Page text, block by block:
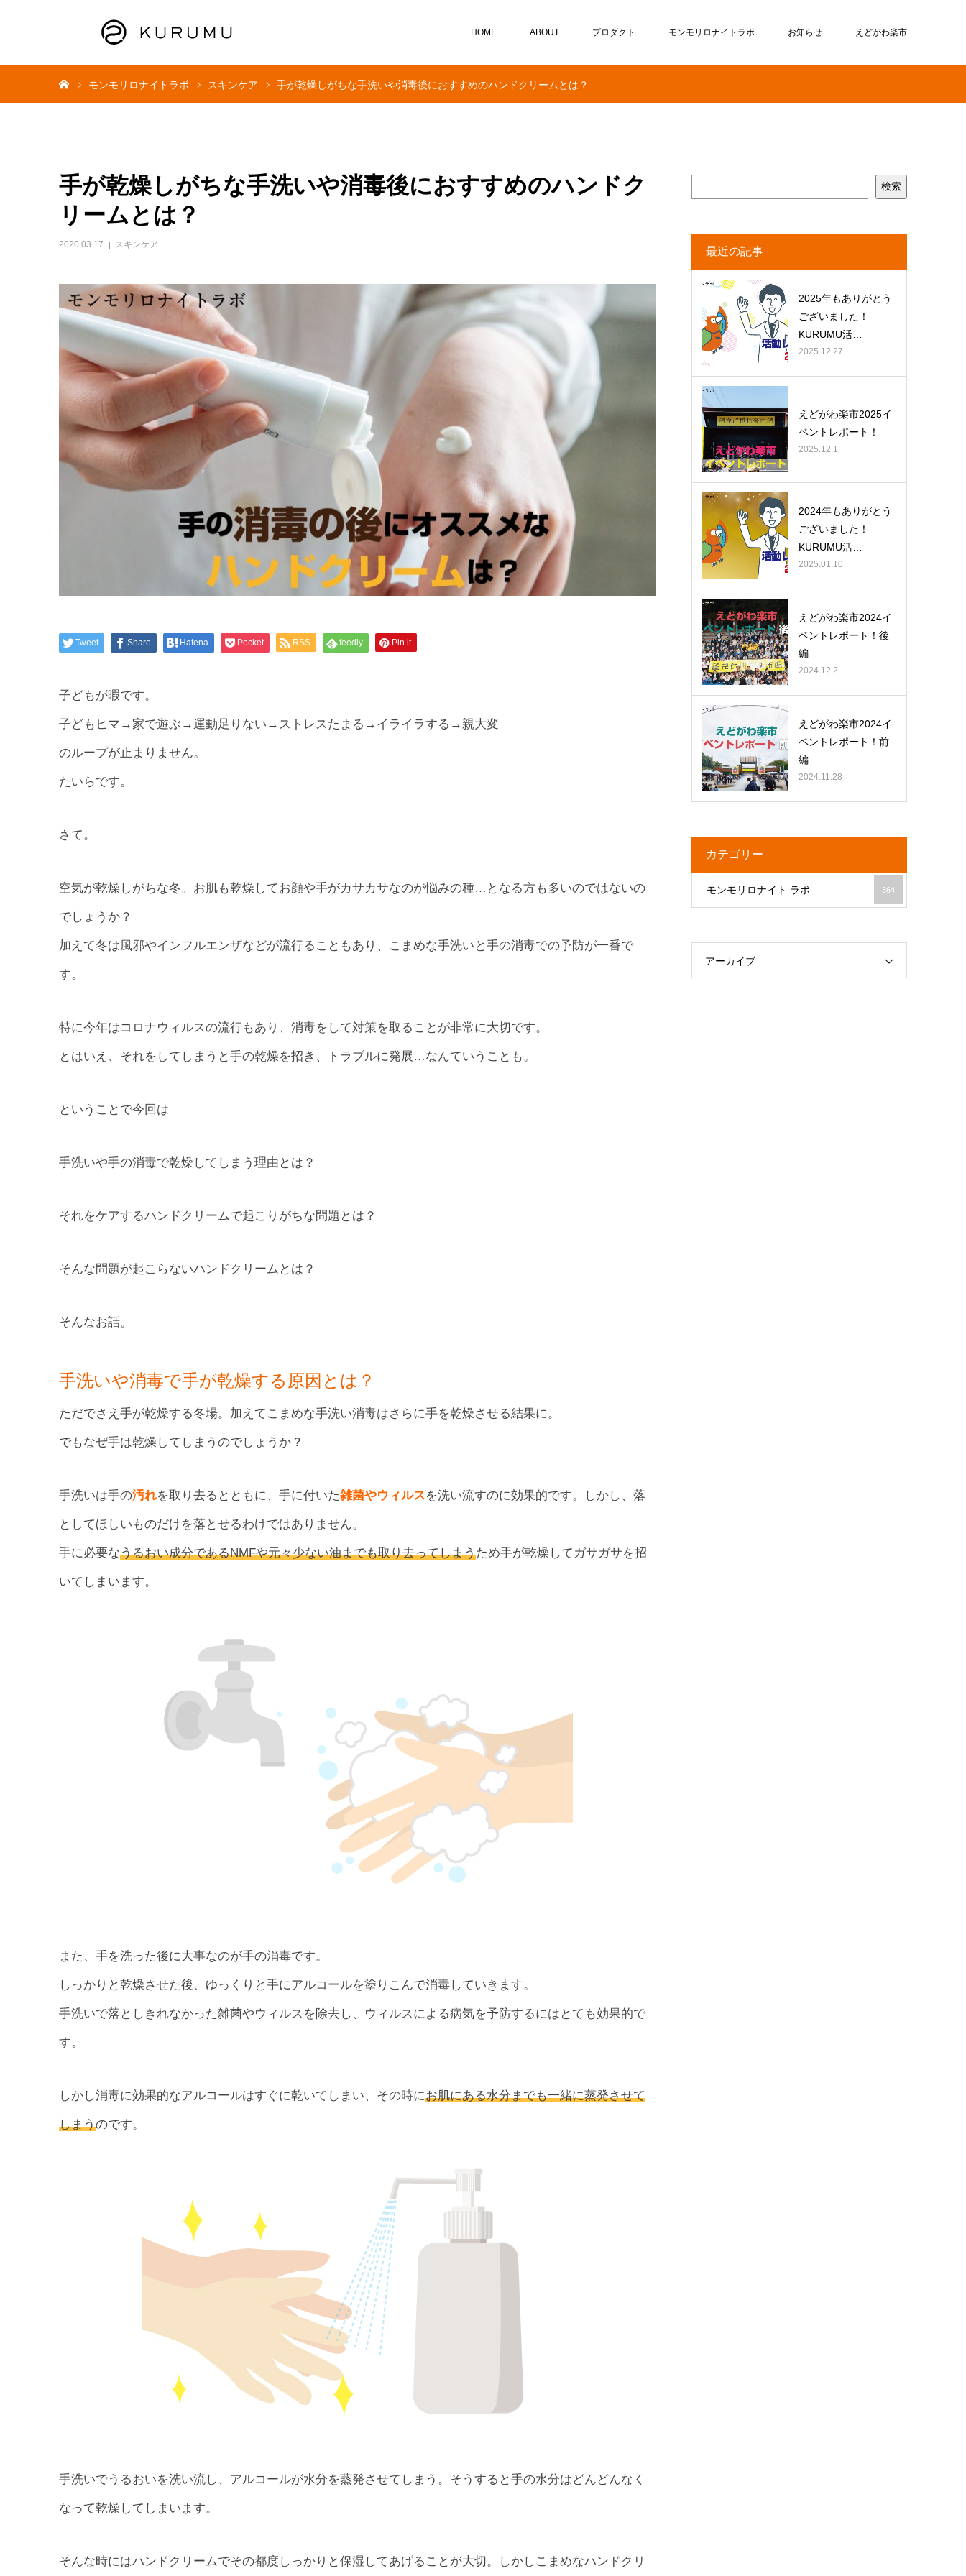
HOME ABOUT プロダクト モンモリロナイトラボ お知らせ えどがわ楽市
モンモリロナイトラボ スキンケア 手が乾燥しがちな手洗いや消毒後におすすめのハンドクリームとは？
手が乾燥しがちな手洗いや消毒後におすすめのハンドク
リームとは？
2020.03.17 スキンケア
Tweet Share Hatena Pocket RSS feedly Pin it
子どもが暇です。
子どもヒマ→家で遊ぶ→運動足りない→ストレスたまる→イライラする→親大変
のループが止まりません。
たいらです。
さて。
空気が乾燥しがちな冬。お肌も乾燥してお顔や手がカサカサなのが悩みの種…となる方も多いのではないの
でしょうか？
加えて冬は風邪やインフルエンザなどが流行ることもあり、こまめな手洗いと手の消毒での予防が一番で
す。
特に今年はコロナウィルスの流行もあり、消毒をして対策を取ることが非常に大切です。
とはいえ、それをしてしまうと手の乾燥を招き、トラブルに発展…なんていうことも。
ということで今回は
手洗いや手の消毒で乾燥してしまう理由とは？
それをケアするハンドクリームで起こりがちな問題とは？
そんな問題が起こらないハンドクリームとは？
そんなお話。
手洗いや消毒で手が乾燥する原因とは？
ただでさえ手が乾燥する冬場。加えてこまめな手洗い消毒はさらに手を乾燥させる結果に。
でもなぜ手は乾燥してしまうのでしょうか？
手洗いは手の汚れを取り去るとともに、手に付いた雑菌やウィルスを洗い流すのに効果的です。しかし、落
としてほしいものだけを落とせるわけではありません。
手に必要なうるおい成分であるNMFや元々少ない油までも取り去ってしまうため手が乾燥してガサガサを招
いてしまいます。
また、手を洗った後に大事なのが手の消毒です。
しっかりと乾燥させた後、ゆっくりと手にアルコールを塗りこんで消毒していきます。
手洗いで落としきれなかった雑菌やウィルスを除去し、ウィルスによる病気を予防するにはとても効果的で
す。
しかし消毒に効果的なアルコールはすぐに乾いてしまい、その時にお肌にある水分までも一緒に蒸発させて
しまうのです。
手洗いでうるおいを洗い流し、アルコールが水分を蒸発させてしまう。そうすると手の水分はどんどんなく
なって乾燥してしまいます。
そんな時にはハンドクリームでその都度しっかりと保湿してあげることが大切。しかしこまめなハンドクリ
検索
最近の記事
2025年もありがとう
ございました！
KURUMU活…
2025.12.27
えどがわ楽市2025イ
ベントレポート！
2025.12.1
2024年もありがとう
ございました！
KURUMU活…
2025.01.10
えどがわ楽市2024イ
ベントレポート！後
編
2024.12.2
えどがわ楽市2024イ
ベントレポート！前
編
2024.11.28
カテゴリー
モンモリロナイト ラボ 364
アーカイブ